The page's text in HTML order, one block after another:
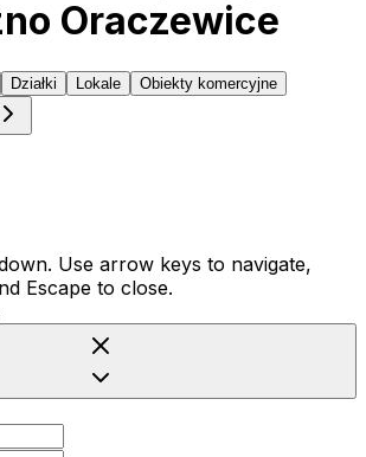
Oraczewice
Działki Lokale Obiekty komercyjne
Use arrow keys to navigate,
Escape to close.